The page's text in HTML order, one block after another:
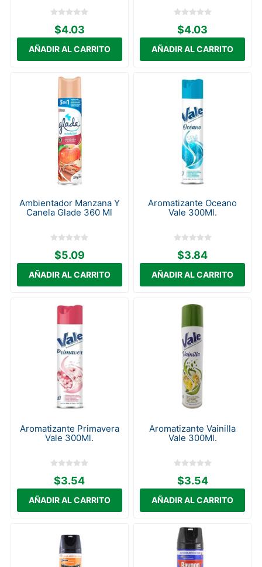
$4.03 $4.03
Ambientador Manzana Y
Canela Glade 360 Ml
$5.09
Aromatizante Oceano
Vale 300Ml.
$3.84
Aromatizante Primavera
Vale 300Ml.
$3.54
Aromatizante Vainilla
Vale 300Ml.
$3.54